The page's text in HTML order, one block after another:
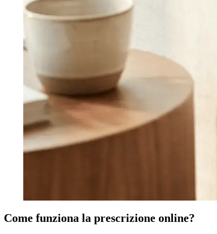
Come funziona la prescrizione online?